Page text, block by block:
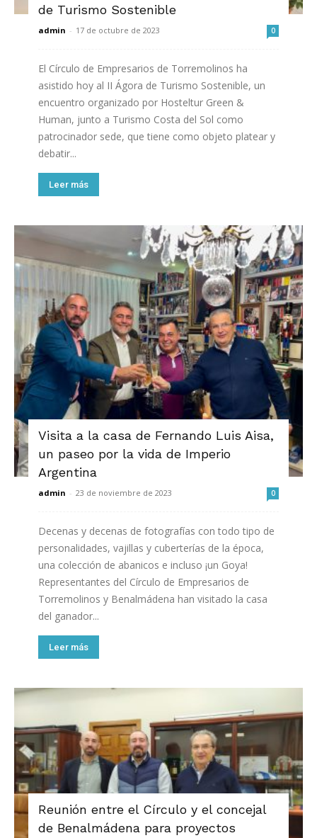
de Turismo Sostenible
admin - 17 de octubre de 2023 0
El Círculo de Empresarios de Torremolinos ha
asistido hoy al II Ágora de Turismo Sostenible, un
encuentro organizado por Hosteltur Green &
Human, junto a Turismo Costa del Sol como
patrocinador sede, que tiene como objeto platear y
debatir...
Leer más
Visita a la casa de Fernando Luis Aisa,
un paseo por la vida de Imperio
Argentina
admin - 23 de noviembre de 2023 0
Decenas y decenas de fotografías con todo tipo de
personalidades, vajillas y cuberterías de la época,
una colección de abanicos e incluso ¡un Goya!
Representantes del Círculo de Empresarios de
Torremolinos y Benalmádena han visitado la casa
del ganador...
Leer más
Reunión entre el Círculo y el concejal
de Benalmádena para proyectos